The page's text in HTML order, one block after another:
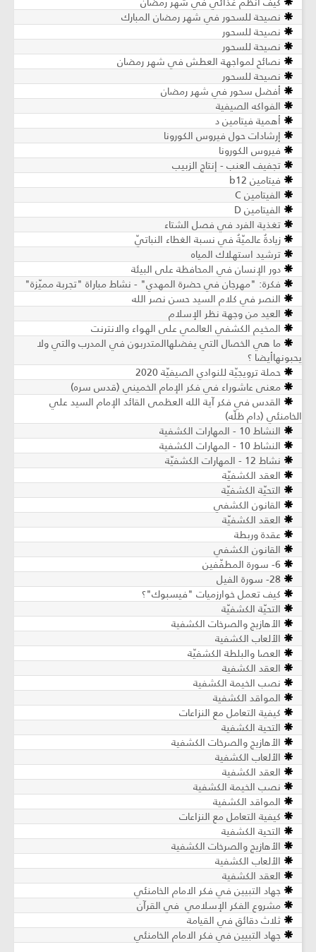
نصيحة للسحور في شهر رمضان المبارك
نصيحة للسحور
نصيحة للسحور
نصائح لمواجهة العطش في شهر رمضان
نصيحة للسحور
أفضل سحور في شهر رمضان
الفواكه الصيفية
أهمية فيتامين د
إرشادات حول فيروس الكورونا
فيروس الكورونا
تجفيف العنب - إنتاج الزبيب
فيتامين b12
الفيتامين C
الفيتامين D
تغذية الفرد في فصل الشتاء
زيادةٌ عالميّةٌ في نسبة الغطاء النباتيّ
ترشيد استهلاك المياه
دور الإنسان في المحافظة على البيئة
فكرة: "مهرجان في حضرة المهدي" - نشاط مباراة "تجربة مميّزة"
النصر في كلام السيد حسن نصر الله
العيد من وجهة نظر الإسلام
المخيم الكشفي العالمي على الهواء والانترنت
ما هي الخصال التي يفضلهاالمتدربون في المدرب والتي ولا
يحبونهاأيضا ؟
حملة ترويجيّة للنوادي الصيفيّة 2020
معنى عاشوراء في فكر الإمام الخميني (قدس سره)
القدس في فكر آية الله العظمى القائد الإمام السيد علي
الخامنئي (دام ظلّه)
النشاط 10 - المهارات الكشفية
النشاط 10 - المهارات الكشفية
نشاط 12 - المهارات الكشفيّة
العقد الكشفيّة
التحيّة الكشفيّة
القانون الكشفي
العقد الكشفيّة
عقدة وربطة
القانون الكشفي
6- سورة المطفّفين
28- سورة الفيل
كيف تعمل خوارزميات "فيسبوك"؟
التحيّة الكشفيّة
الأهازيج والصرخات الكشفية
الألعاب الكشفية
العصا والبلطة الكشفيّة
العقد الكشفية
نصب الخيمة الكشفية
المواقد الكشفية
كيفية التعامل مع النزاعات
التحية الكشفية
الأهازيج والصرخات الكشفية
الألعاب الكشفية
العقد الكشفية
نصب الخيمة الكشفية
المواقد الكشفية
كيفية التعامل مع النزاعات
التحية الكشفية
الأهازيج والصرخات الكشفية
الألعاب الكشفية
العقد الكشفية
جهاد التبيين في فكر الامام الخامنئي
مشروع الفكر الإسلامي في القرآن
ثلاث دقائق في القيامة
جهاد التبيين في فكر الامام الخامنئي